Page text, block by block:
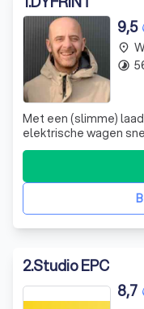
9,5
Met een (slimme)
elektrische wagen
maken over de
Gezien de
populariteit van
geen overbodige
place
timelapse
2.Studio EPC
8,7